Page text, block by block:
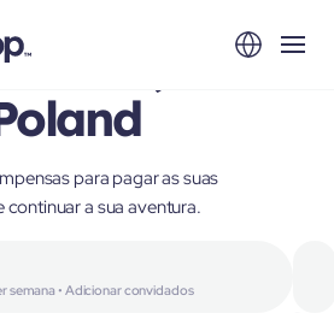
para pagar as suas
continuar a sua aventura.
semana • Adicionar convidados